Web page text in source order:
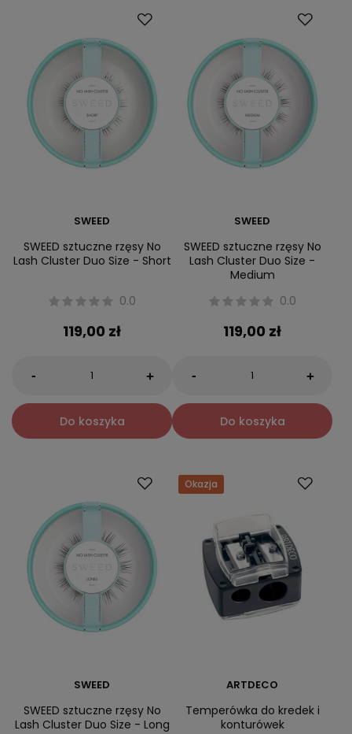
SWEED
SWEED sztuczne rzęsy No
Lash Cluster Duo Size - Short
0.0
119,00 zł
- +
Do koszyka
SWEED
SWEED sztuczne rzęsy No
Lash Cluster Duo Size -
Medium
0.0
119,00 zł
- +
Do koszyka
SWEED
SWEED sztuczne rzęsy No
Lash Cluster Duo Size - Long
Okazja
ARTDECO
Temperówka do kredek i
konturówek